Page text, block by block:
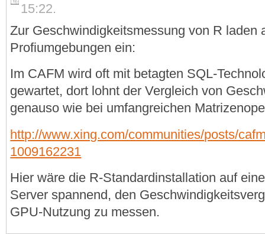
15:22.
Zur Geschwindigkeitsmessung von R laden
Profiumgebungen ein:
Im CAFM wird oft mit betagten SQL-
gewartet, dort lohnt der Vergleich von
genauso wie bei umfangreichen
http://www.xing.com/communities/posts/
1009162231
Hier wäre die R-Standardinstallation auf
Server spannend, den
GPU-Nutzung zu messen.